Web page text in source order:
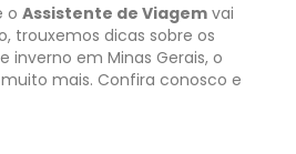
o Assistente de Viagem vai
trouxemos dicas sobre os
inverno em Minas Gerais, o
mais. Confira conosco e